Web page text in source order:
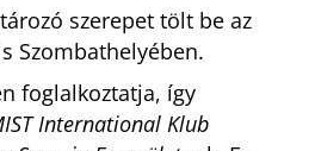
szerepet tölt be az
Szombathelyében.
foglalkoztatja, így
International Klub